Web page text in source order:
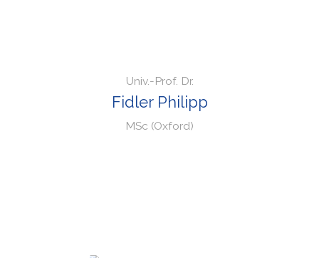
Univ.-Prof. Dr.
Fidler Philipp
MSc (Oxford)